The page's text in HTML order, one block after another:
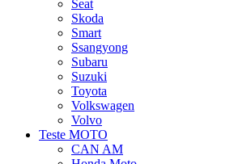
Seat
Skoda
Smart
Ssangyong
Subaru
Suzuki
Toyota
Volkswagen
Volvo
Teste MOTO
CAN AM